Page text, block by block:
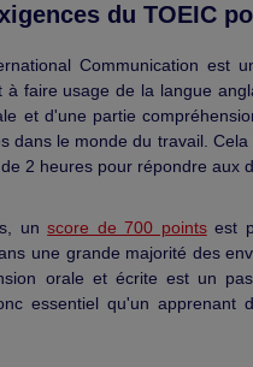
du TOEIC
Communication est
faire usage de la langue
et d'une partie
dans le monde du travail.
2 heures pour répondre aux
unscore de 700 pointsest
une grande majorité des
orale et écrite est un
essentiel qu'un